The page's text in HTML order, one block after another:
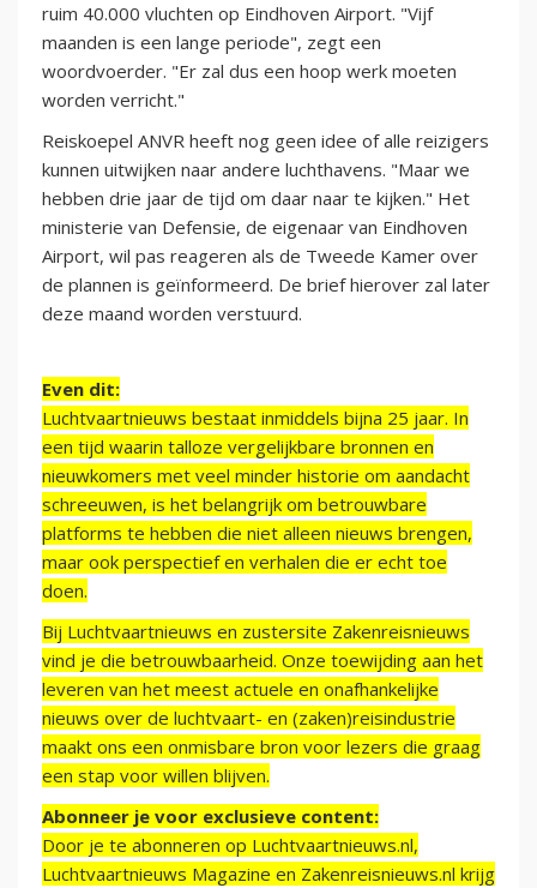
ruim 40.000 vluchten op Eindhoven Airport. "Vijf
maanden is een lange periode", zegt een
woordvoerder. "Er zal dus een hoop werk moeten
worden verricht."
Reiskoepel ANVR heeft nog geen idee of alle reizigers
kunnen uitwijken naar andere luchthavens. "Maar we
hebben drie jaar de tijd om daar naar te kijken." Het
ministerie van Defensie, de eigenaar van Eindhoven
Airport, wil pas reageren als de Tweede Kamer over
de plannen is geïnformeerd. De brief hierover zal later
deze maand worden verstuurd.
Even dit:
Luchtvaartnieuws bestaat inmiddels bijna 25 jaar. In
een tijd waarin talloze vergelijkbare bronnen en
nieuwkomers met veel minder historie om aandacht
schreeuwen, is het belangrijk om betrouwbare
platforms te hebben die niet alleen nieuws brengen,
maar ook perspectief en verhalen die er echt toe
doen.
Bij Luchtvaartnieuws en zustersite Zakenreisnieuws
vind je die betrouwbaarheid. Onze toewijding aan het
leveren van het meest actuele en onafhankelijke
nieuws over de luchtvaart- en (zaken)reisindustrie
maakt ons een onmisbare bron voor lezers die graag
een stap voor willen blijven.
Abonneer je voor exclusieve content:
Door je te abonneren op Luchtvaartnieuws.nl,
Luchtvaartnieuws Magazine en Zakenreisnieuws.nl krijg